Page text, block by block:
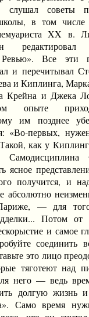
слушал советы
в том числе
XX в.
редактировал
Ревью». Все эти
и перечитывал
и Киплинга,
Крейна и Джека
опыте
им позднее
«Во-первых,
как у
Самодисциплина
ясное
получится, и
абсолютно
— для
Потом от
и самое
соединить
это лицо
тяготеют над
него — ведь
долгую жизнь и
Само время